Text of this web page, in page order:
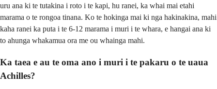
uru ana ki te tutakina i roto i te kapi, hu ranei, ka whai mai etahi
marama o te rongoa tinana. Ko te hokinga mai ki nga hakinakina, mahi
kaha ranei ka puta i te 6-12 marama i muri i te whara, e hangai ana ki
to ahunga whakamua ora me ou whainga mahi.
Ka taea e au te oma ano i muri i te pakaru o te uaua
Achilles?